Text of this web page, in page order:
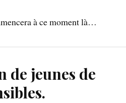
à ce moment là…
de jeunes de